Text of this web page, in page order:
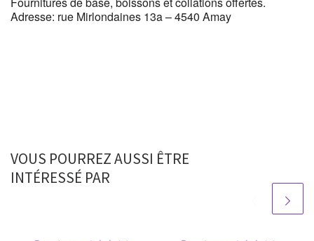
Adresse: rue Mirlondaines 13a – 4540 Amay
VOUS POURREZ AUSSI ÊTRE
INTÉRESSÉ PAR